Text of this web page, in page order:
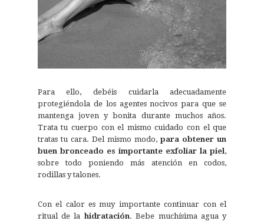
Para ello, debéis cuidarla adecuadamente
protegiéndola de los agentes nocivos para que se
mantenga joven y bonita durante muchos años.
Trata tu cuerpo con el mismo cuidado con el que
tratas tu cara. Del mismo modo,para obtener un
buen bronceado es importante exfoliar la piel,
sobre todo poniendo más atención en codos,
rodillas y talones.
Con el calor es muy importante continuar con el
ritual de la hidratación. Bebe muchísima agua y